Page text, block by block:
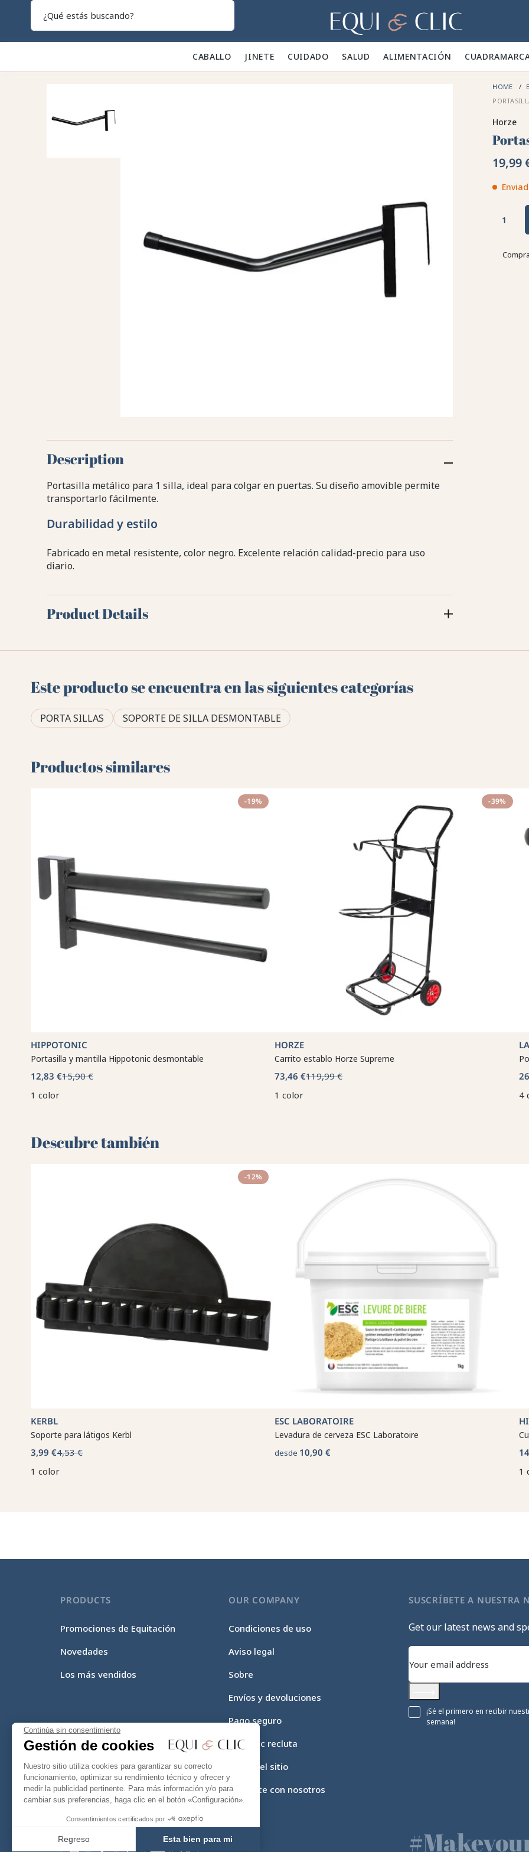
Continúa sin consentimiento
Gestión de cookies
Nuestro sitio utiliza cookies para garantizar su correcto
funcionamiento, optimizar su rendimiento técnico y ofrecer y
medir la publicidad pertinente. Para más información y/o para
cambiar sus preferencias, haga clic en el botón «Configuración».
Consentimientos certificados por
Regreso Esta bien para mi
Hogar
CABALLO 🐎 JINETE 👕 CUIDADO 🪮 SALUD ✨ALIMENTACIÓN 🥕 CUADRA
HOME
Horze
19,99
Description
Portasilla metálico para 1 silla, ideal para colgar en puertas. Su diseño amovible permite
transportarlo fácilmente.
Durabilidad y estilo
Fabricado en metal resistente, color negro. Excelente relación calidad-precio para uso
diario.
Product Details
Este producto se encuentra en las siguientes categorías
PORTA SILLAS SOPORTE DE SILLA DESMONTABLE
Productos similares
-19%
HIPPOTONIC
Portasilla y mantilla Hippotonic desmontable
12,83 €15,90 €
1 color
-39%
HORZE
Carrito establo Horze Supreme
73,46 €119,99 €
1 color
4
Descubre también 🌻
-12%
KERBL
Soporte para látigos Kerbl
3,99 €4,53 €
1 color
ESC LABORATOIRE
Levadura de cerveza ESC Laboratoire
desde 10,90 €
1
PRODUCTS
Promociones de Equitación
Novedades
Los más vendidos
OUR COMPANY
Condiciones de uso
Aviso legal
Sobre
Envíos y devoluciones
Pago seguro
Equi-Clic recluta
Mapa del sitio
Contacte con nosotros
SUSCRÍBETE A NUESTRA
Get our latest news and
Subscribe
¡Sé el primero en recibir
semana!